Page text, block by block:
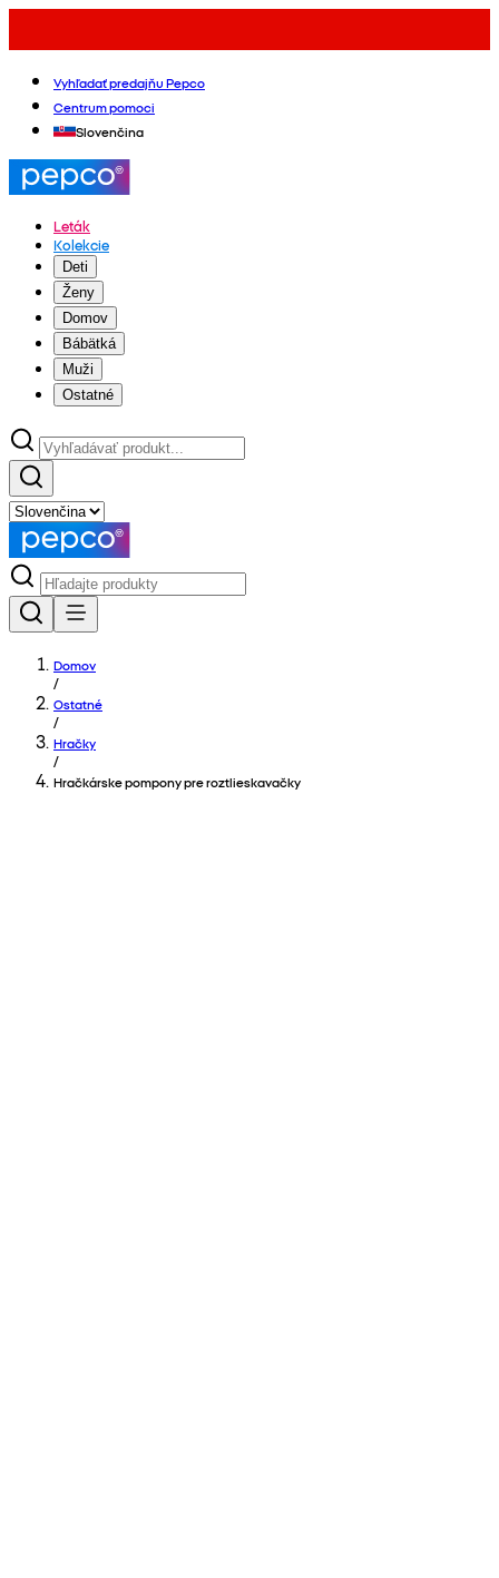
Vyhľadať predajňu Pepco
Centrum pomoci
Slovenčina
Leták
Kolekcie
Deti
Ženy
Domov
Bábätká
Muži
Ostatné
Domov
/
Ostatné
/
Hračky
/
Hračkárske pompony pre roztlieskavačky